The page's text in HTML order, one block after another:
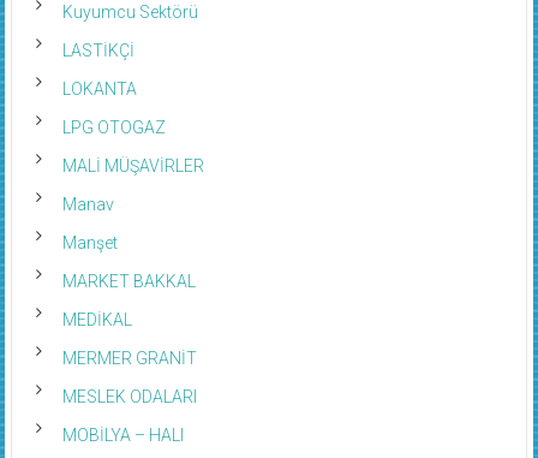
Kuyumcu Sektörü
LASTİKÇİ
LOKANTA
LPG OTOGAZ
MALİ MÜŞAVİRLER
Manav
Manşet
MARKET BAKKAL
MEDİKAL
MERMER GRANİT
MESLEK ODALARI
MOBİLYA – HALI